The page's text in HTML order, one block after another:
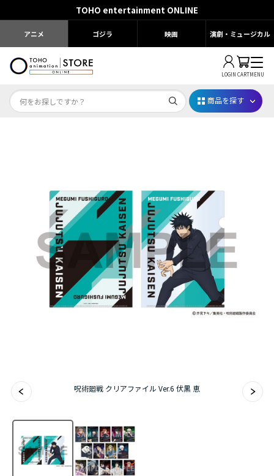
TOHO entertainment ONLINE
アニメ ゴジラ 映画 演劇・ミュージカル
LOGIN CARTMENU
じゅじゅフェス 2026
薬屋のひとりごと 夏の園遊会2026
名探偵コナン
アニメ『僕のヒーローアカデミア』10周年
ハイキュー!!ジャージ＆ユニフォーム
『ふつつかな悪女ではございますが ～雛宮蝶鼠と
商品を探す
呪術廻戦 クリアファイル Ver.6 伏黒 恵